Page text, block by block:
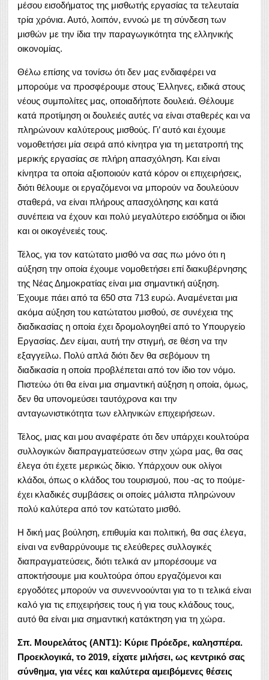
μέσου εισοδήματος της μισθωτής εργασίας τα τελευταία
τρία χρόνια. Αυτό, λοιπόν, εννοώ με τη σύνδεση των
μισθών με την ίδια την παραγωγικότητα της ελληνικής
οικονομίας.
Θέλω επίσης να τονίσω ότι δεν μας ενδιαφέρει να
μπορούμε να προσφέρουμε στους Έλληνες, ειδικά στους
νέους συμπολίτες μας, οποιαδήποτε δουλειά. Θέλουμε
κατά προτίμηση οι δουλειές αυτές να είναι σταθερές και να
πληρώνουν καλύτερους μισθούς. Γι’ αυτό και έχουμε
νομοθετήσει μία σειρά από κίνητρα για τη μετατροπή της
μερικής εργασίας σε πλήρη απασχόληση. Και είναι
κίνητρα τα οποία αξιοποιούν κατά κόρον οι επιχειρήσεις,
διότι θέλουμε οι εργαζόμενοι να μπορούν να δουλεύουν
σταθερά, να είναι πλήρους απασχόλησης και κατά
συνέπεια να έχουν και πολύ μεγαλύτερο εισόδημα οι ίδιοι
και οι οικογένειές τους.
Τέλος, για τον κατώτατο μισθό να σας πω μόνο ότι η
αύξηση την οποία έχουμε νομοθετήσει επί διακυβέρνησης
της Νέας Δημοκρατίας είναι μια σημαντική αύξηση.
Έχουμε πάει από τα 650 στα 713 ευρώ. Αναμένεται μια
ακόμα αύξηση του κατώτατου μισθού, σε συνέχεια της
διαδικασίας η οποία έχει δρομολογηθεί από το Υπουργείο
Εργασίας. Δεν είμαι, αυτή την στιγμή, σε θέση να την
εξαγγείλω. Πολύ απλά διότι δεν θα σεβόμουν τη
διαδικασία η οποία προβλέπεται από τον ίδιο τον νόμο.
Πιστεύω ότι θα είναι μια σημαντική αύξηση η οποία, όμως,
δεν θα υπονομεύσει ταυτόχρονα και την
ανταγωνιστικότητα των ελληνικών επιχειρήσεων.
Τέλος, μιας και μου αναφέρατε ότι δεν υπάρχει κουλτούρα
συλλογικών διαπραγματεύσεων στην χώρα μας, θα σας
έλεγα ότι έχετε μερικώς δίκιο. Υπάρχουν ουκ ολίγοι
κλάδοι, όπως ο κλάδος του τουρισμού, που -ας το πούμε-
έχει κλαδικές συμβάσεις οι οποίες μάλιστα πληρώνουν
πολύ καλύτερα από τον κατώτατο μισθό.
Η δική μας βούληση, επιθυμία και πολιτική, θα σας έλεγα,
είναι να ενθαρρύνουμε τις ελεύθερες συλλογικές
διαπραγματεύσεις, διότι τελικά αν μπορέσουμε να
αποκτήσουμε μια κουλτούρα όπου εργαζόμενοι και
εργοδότες μπορούν να συνεννοούνται για το τι τελικά είναι
καλό για τις επιχειρήσεις τους ή για τους κλάδους τους,
αυτό θα είναι μια σημαντική κατάκτηση για τη χώρα.
Σπ. Μουρελάτος (ΑΝΤ1): Κύριε Πρόεδρε, καλησπέρα.
Προεκλογικά, το 2019, είχατε μιλήσει, ως κεντρικό σας
σύνθημα, για νέες και καλύτερα αμειβόμενες θέσεις